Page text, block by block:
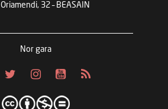
Oriamendi, 32 – BEASAIN
Nor gara